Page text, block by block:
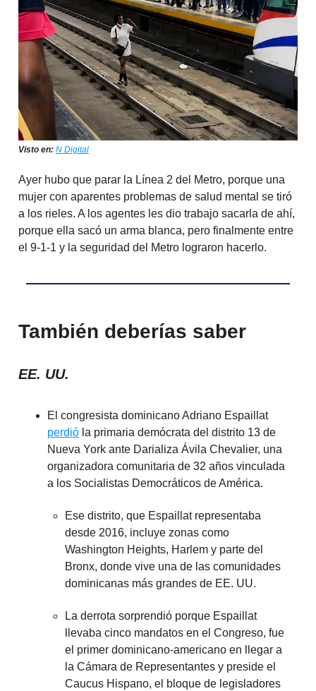
Visto en: N Digital
Ayer hubo que parar la Línea 2 del Metro, porque una
mujer con aparentes problemas de salud mental se tiró
a los rieles. A los agentes les dio trabajo sacarla de ahí,
porque ella sacó un arma blanca, pero finalmente entre
el 9-1-1 y la seguridad del Metro lograron hacerlo.
También deberías saber
EE. UU.
El congresista dominicano Adriano Espaillat
perdió la primaria demócrata del distrito 13 de
Nueva York ante Darializa Ávila Chevalier, una
organizadora comunitaria de 32 años vinculada
a los Socialistas Democráticos de América.
Ese distrito, que Espaillat representaba
desde 2016, incluye zonas como
Washington Heights, Harlem y parte del
Bronx, donde vive una de las comunidades
dominicanas más grandes de EE. UU.
La derrota sorprendió porque Espaillat
llevaba cinco mandatos en el Congreso, fue
el primer dominicano-americano en llegar a
la Cámara de Representantes y preside el
Caucus Hispano, el bloque de legisladores